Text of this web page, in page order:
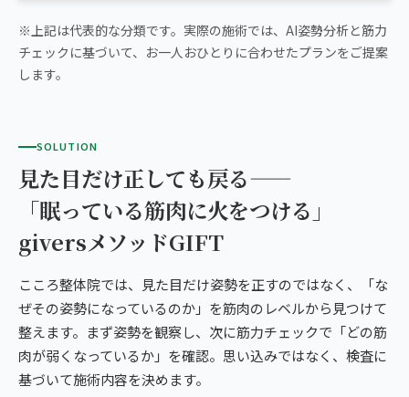
※上記は代表的な分類です。実際の施術では、AI姿勢分析と筋力
チェックに基づいて、お一人おひとりに合わせたプランをご提案
します。
SOLUTION
見た目だけ正しても戻る——
「眠っている筋肉に火をつける」
giversメソッドGIFT
こころ整体院では、見た目だけ姿勢を正すのではなく、「な
ぜその姿勢になっているのか」を筋肉のレベルから見つけて
整えます。まず姿勢を観察し、次に筋力チェックで「どの筋
肉が弱くなっているか」を確認。思い込みではなく、検査に
基づいて施術内容を決めます。